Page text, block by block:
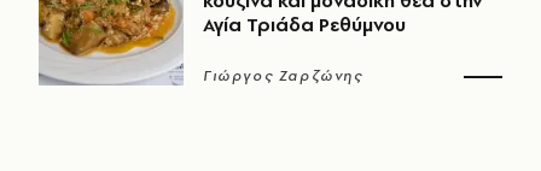
Αγία Τριάδα Ρεθύμνου
Γιώργος Ζαρζώνης